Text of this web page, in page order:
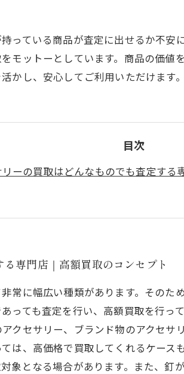
っている商品が査定に出せるか不
モットーとしています。商品の価
かし、安心してご利用いただけます。
目次
リーの買取はどんなものでも査定する
専門店｜高額買取のコンセプト
常に幅広い種類があります。その
っても査定を行い、高額買取を行っ
クセサリー、ブランド物のアクセサ
は、高価格で買取してくれるケー
象となる場合があります。また、